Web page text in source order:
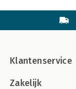
Klantenservice
Zakelijk